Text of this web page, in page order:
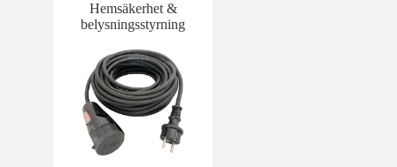
Hemsäkerhet &
belysningsstyrning